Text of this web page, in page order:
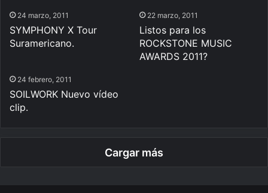
24 marzo, 2011
SYMPHONY X Tour
Suramericano.
22 marzo, 2011
Listos para los
ROCKSTONE MUSIC
AWARDS 2011?
24 febrero, 2011
SOILWORK Nuevo vídeo
clip.
Cargar más